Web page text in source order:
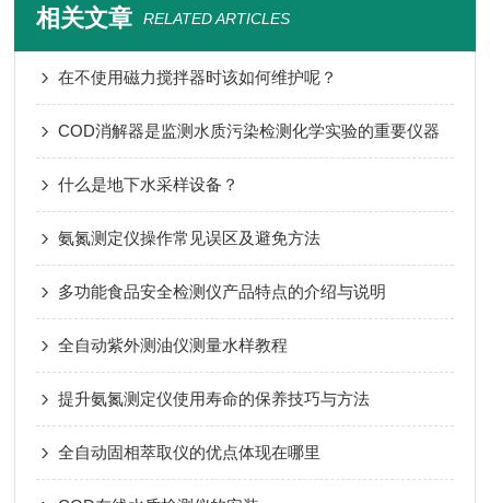
相关文章 RELATED ARTICLES
在不使用磁力搅拌器时该如何维护呢？
COD消解器是监测水质污染检测化学实验的重要仪器
什么是地下水采样设备？
氨氮测定仪操作常见误区及避免方法
多功能食品安全检测仪产品特点的介绍与说明
全自动紫外测油仪测量水样教程
提升氨氮测定仪使用寿命的保养技巧与方法
全自动固相萃取仪的优点体现在哪里